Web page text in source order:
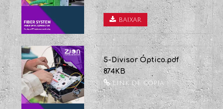
baixar
1-Fiber Connector.pdf
2507KB
Link de cópia